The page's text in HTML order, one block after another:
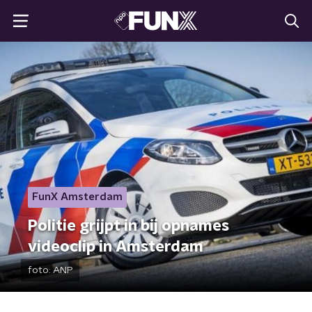
FunX Amsterdam
Politie grijpt in bij opnames
videoclip in Amsterdam
foto:ANP